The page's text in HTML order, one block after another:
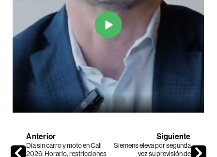
Anterior
Día sin carro y moto en Cali
2026: Horario, restricciones
Siguiente
Siemens eleva por segunda
vez su previsión de